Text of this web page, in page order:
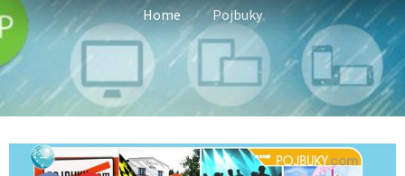
Home Pojbuky